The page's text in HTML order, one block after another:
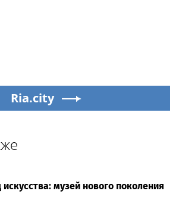
Ria.city
искусства: музей нового поколения